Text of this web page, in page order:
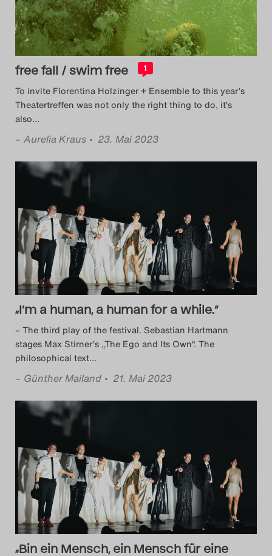
free fall / swim free 1
To invite Florentina Holzinger + Ensemble to this year’s
Theatertreffen was not only the right thing to do, it’s
also…
– Aurelia Kraus • 23. Mai 2023
„I’m a human, a human for a while.“
– The third play of the festival. Sebastian Hartmann
stages Max Stirner’s „The Ego and Its Own“. The
philosophical text…
– Günther Mailand • 21. Mai 2023
„Bin ein Mensch, ein Mensch für eine